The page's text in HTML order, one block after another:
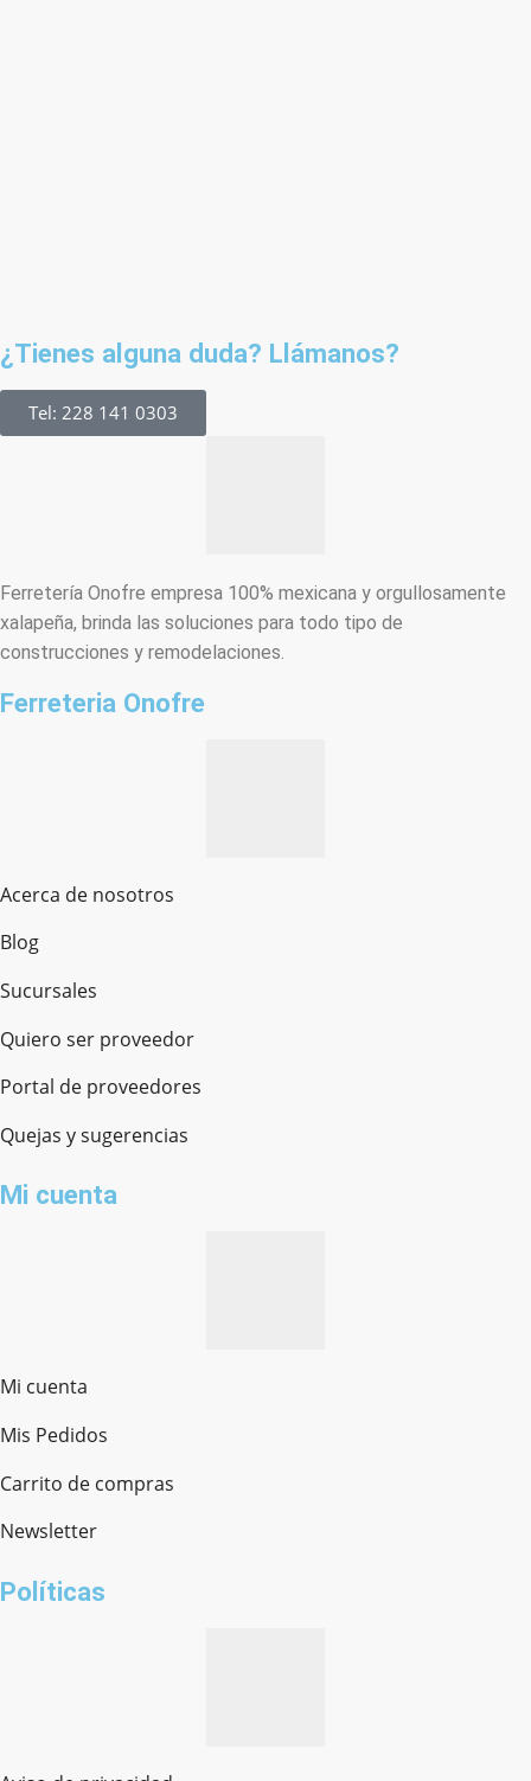
¿Tienes alguna duda? Llámanos?
Tel: 228 141 0303
Ferretería Onofre empresa 100% mexicana y orgullosamente
xalapeña, brinda las soluciones para todo tipo de
construcciones y remodelaciones.
Ferreteria Onofre
Acerca de nosotros
Blog
Sucursales
Quiero ser proveedor
Portal de proveedores
Quejas y sugerencias
Mi cuenta
Mi cuenta
Mis Pedidos
Carrito de compras
Newsletter
Políticas